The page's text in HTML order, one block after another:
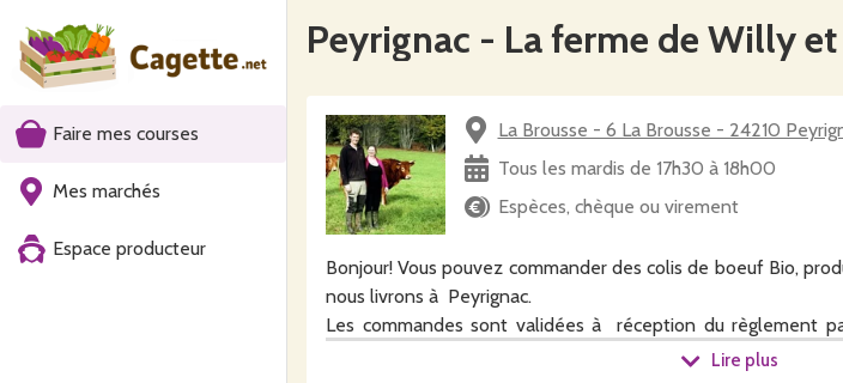
Faire mes courses
Mes marchés
Espace producteur
Peyrignac - La ferme de Willy
La Brousse - 6 La Brousse - 24210
Tous les mardis de 17h30 à 18h00
Espèces, chèque ou virement
Bonjour! Vous pouvez commander des colis de boeuf Bio,
nous livrons à Peyrignac.
Les commandes sont validées à réception du règlement
ordre GAEC Chair et Tendre) ou par virement (IBAN : FR76
Lire plus